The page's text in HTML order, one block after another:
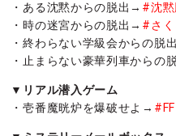
・ある沈黙からの脱出→ #沈黙
・時の迷宮からの脱出→ #さく
・終わらない学級会からの脱
・止まらない豪華列車からの
▼リアル潜入ゲーム
・壱番魔晄炉を爆破せよ→